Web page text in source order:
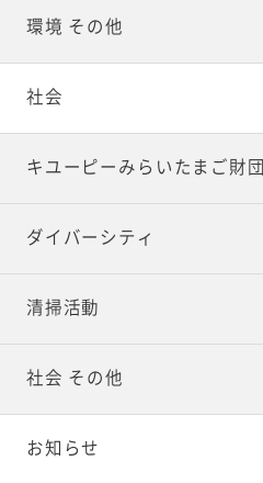
環境 その他
社会
キユーピーみらいたまご財団
ダイバーシティ
清掃活動
社会 その他
お知らせ